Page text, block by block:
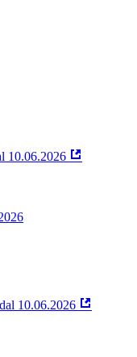
10.06.2026
10.06.2026